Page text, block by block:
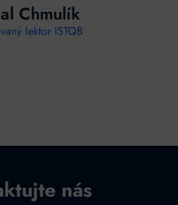
Chmulík
lektor ISTQB
nás